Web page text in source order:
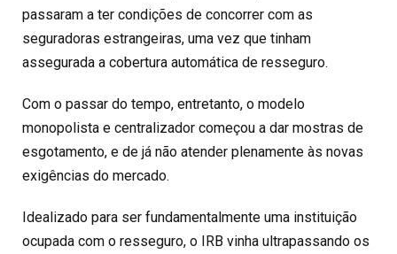
passaram a ter condições de concorrer com as
seguradoras estrangeiras, uma vez que tinham
assegurada a cobertura automática de resseguro.
Com o passar do tempo, entretanto, o modelo
monopolista e centralizador começou a dar mostras de
esgotamento, e de já não atender plenamente às novas
exigências do mercado.
Idealizado para ser fundamentalmente uma instituição
ocupada com o resseguro, o IRB vinha ultrapassando os